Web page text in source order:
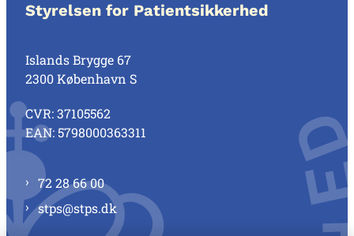
Styrelsen for Patientsikkerhed
Islands Brygge 67
2300 København S
CVR: 37105562
EAN: 5798000363311
72 28 66 00
stps@stps.dk